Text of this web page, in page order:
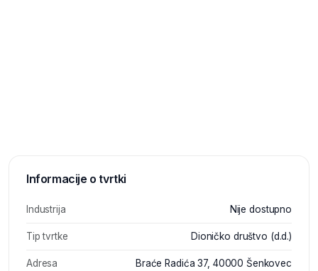
Informacije o tvrtki
Industrija Nije dostupno
Tip tvrtke Dioničko društvo (d.d.)
Adresa Braće Radića 37, 40000 Šenkovec